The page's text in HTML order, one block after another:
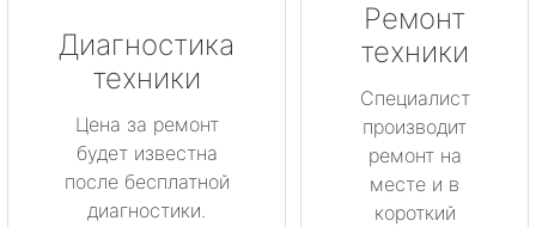
Диагностика
техники
Цена за ремонт
будет известна
после бесплатной
диагностики.
Ремонт
техники
Специалист
производит
ремонт на
месте и в
короткий